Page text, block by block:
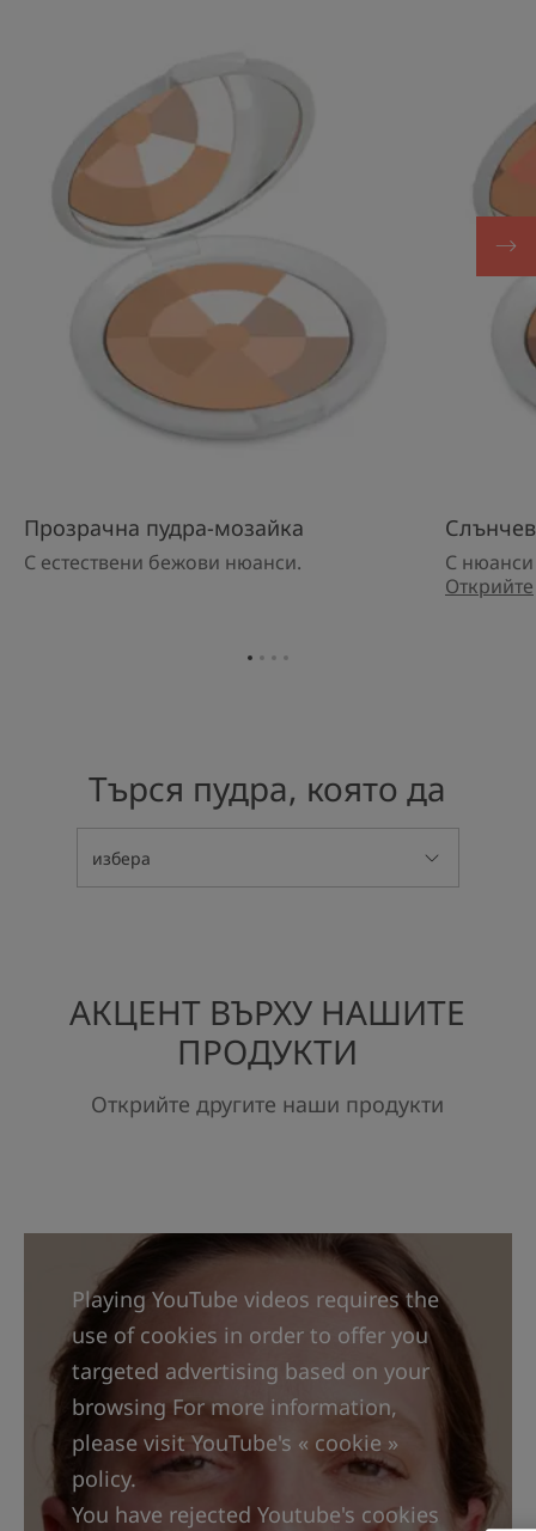
Прозрачна пудра-мозайка
С естествени бежови нюанси.
С нюанси
Открийте
Отидете
Отидете
Отидете
Отидете
Търся пудра, която да
избера
АКЦЕНТ ВЪРХУ НАШИТЕ
ПРОДУКТИ
Открийте другите наши продукти
Playing YouTube videos requires the
use of cookies in order to offer you
targeted advertising based on your
browsing For more information,
please visit YouTube's « cookie »
policy.
You have rejected Youtube's cookies